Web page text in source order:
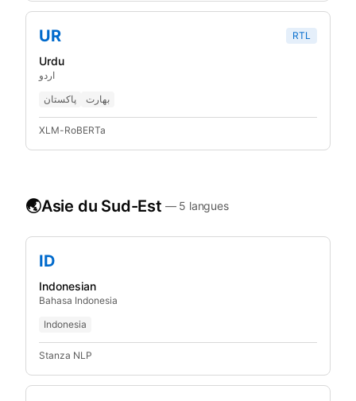
UR RTL
Urdu
اردو
پاکستان
بھارت
XLM-RoBERTa
🌏Asie du Sud-Est — 5 langues
ID
Indonesian
Bahasa Indonesia
Indonesia
Stanza NLP